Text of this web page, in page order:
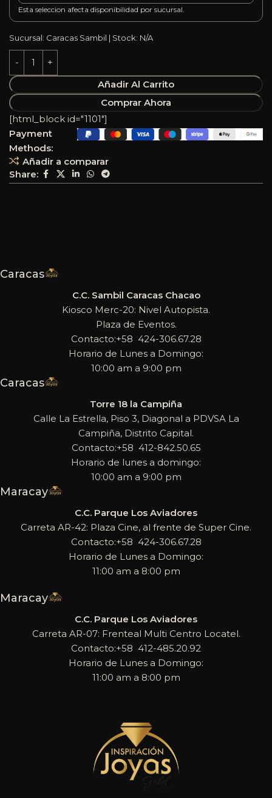
Esta seleccion afecta disponibilidad por sucursal.
Sucursal: Caracas Sambil | Stock: N/A
Añadir Al Carrito
Comprar Ahora
Añadir a comparar
Share:
[html_block id="1101"]
Payment
Methods:
Caracas
C.C. Sambil Caracas Chacao
Kiosco Merc-20: Nivel Autopista.
Plaza de Eventos.
Contacto:+58 424-306.67.28
Horario de Lunes a Domingo:
10:00 am a 9:00 pm
Caracas
Torre 18 la Campiña
Calle La Estrella, Piso 3, Diagonal a PDVSA La
Campiña, Distrito Capital.
Contacto:+58 412-842.50.65
Horario de lunes a domingo:
10:00 am a 9:00 pm
Maracay
C.C. Parque Los Aviadores
Carreta AR-42: Plaza Cine, al frente de Super Cine.
Contacto:+58 424-306.67.28
Horario de Lunes a Domingo:
11:00 am a 8:00 pm
Maracay
C.C. Parque Los Aviadores
Carreta AR-07: Frenteal Multi Centro Locatel.
Contacto:+58 412-485.20.92
Horario de Lunes a Domingo:
11:00 am a 8:00 pm